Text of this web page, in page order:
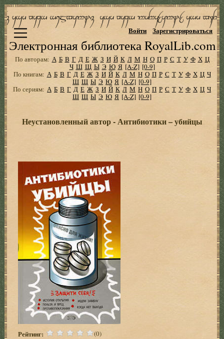
Электронная библиотека RoyalLib.com
Войти Зарегистрироваться
По авторам: А Б В Г Д Е Ж З И Й К Л М Н О П Р С Т У Ф Х Ц
Ч Ш Щ Ы Э Ю Я [A-Z] [0-9]
По книгам: А Б В Г Д Е Ж З И Й К Л М Н О П Р С Т У Ф Х Ц Ч
Ш Щ Ы Э Ю Я [A-Z] [0-9]
По сериям: А Б В Г Д Е Ж З И Й К Л М Н О П Р С Т У Ф Х Ц Ч
Ш Щ Ы Э Ю Я [A-Z] [0-9]
Неустановленный автор - Антибиотики – убийцы
Рейтинг: (0)